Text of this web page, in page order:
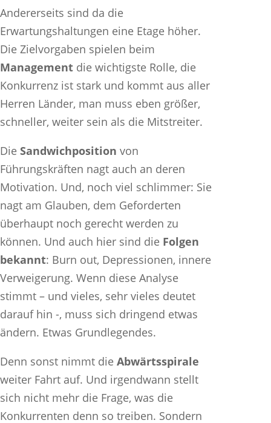
Andererseits sind da die
Erwartungshaltungen eine Etage höher.
Die Zielvorgaben spielen beim
Management die wichtigste Rolle, die
Konkurrenz ist stark und kommt aus aller
Herren Länder, man muss eben größer,
schneller, weiter sein als die Mitstreiter.
Die Sandwichposition von
Führungskräften nagt auch an deren
Motivation. Und, noch viel schlimmer: Sie
nagt am Glauben, dem Geforderten
überhaupt noch gerecht werden zu
können. Und auch hier sind die Folgen
bekannt: Burn out, Depressionen, innere
Verweigerung. Wenn diese Analyse
stimmt – und vieles, sehr vieles deutet
darauf hin -, muss sich dringend etwas
ändern. Etwas Grundlegendes.
Denn sonst nimmt die Abwärtsspirale
weiter Fahrt auf. Und irgendwann stellt
sich nicht mehr die Frage, was die
Konkurrenten denn so treiben. Sondern